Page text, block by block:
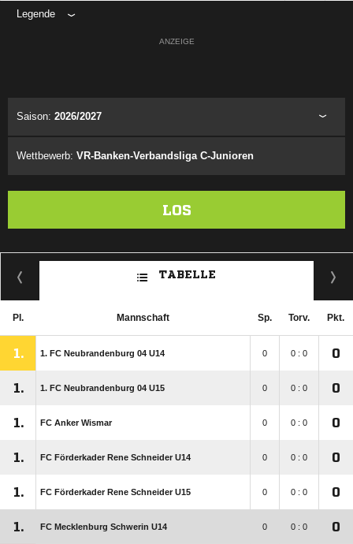
Legende
ANZEIGE
Saison: 2026/2027
Wettbewerb: VR-Banken-Verbandsliga C-Junioren
LOS
TABELLE
Pl. Mannschaft Sp. Torv. Pkt.
1. 1. FC Neubrandenburg 04 U14 0 0 : 0 0
1. 1. FC Neubrandenburg 04 U15 0 0 : 0 0
1. FC Anker Wismar 0 0 : 0 0
1. FC Förderkader Rene Schneider U14 0 0 : 0 0
1. FC Förderkader Rene Schneider U15 0 0 : 0 0
1. FC Mecklenburg Schwerin U14 0 0 : 0 0